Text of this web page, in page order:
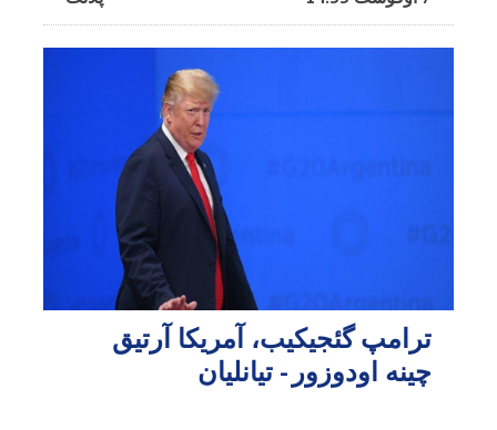
ترامپ گئجیکیب، آمریکا آرتیق
چینه اودوزور - تیانلیان